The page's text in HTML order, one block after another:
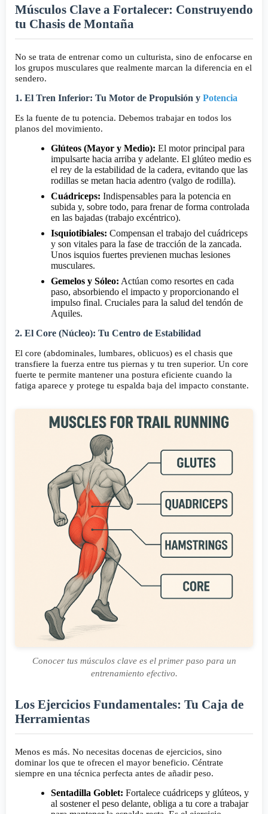
Músculos Clave a Fortalecer: Construyendo
tu Chasis de Montaña
No se trata de entrenar como un culturista, sino de enfocarse en
los grupos musculares que realmente marcan la diferencia en el
sendero.
1. El Tren Inferior: Tu Motor de Propulsión y Potencia
Es la fuente de tu potencia. Debemos trabajar en todos los
planos del movimiento.
Glúteos (Mayor y Medio): El motor principal para
impulsarte hacia arriba y adelante. El glúteo medio es
el rey de la estabilidad de la cadera, evitando que las
rodillas se metan hacia adentro (valgo de rodilla).
Cuádriceps: Indispensables para la potencia en
subida y, sobre todo, para frenar de forma controlada
en las bajadas (trabajo excéntrico).
Isquiotibiales: Compensan el trabajo del cuádriceps
y son vitales para la fase de tracción de la zancada.
Unos isquios fuertes previenen muchas lesiones
musculares.
Gemelos y Sóleo: Actúan como resortes en cada
paso, absorbiendo el impacto y proporcionando el
impulso final. Cruciales para la salud del tendón de
Aquiles.
2. El Core (Núcleo): Tu Centro de Estabilidad
El core (abdominales, lumbares, oblicuos) es el chasis que
transfiere la fuerza entre tus piernas y tu tren superior. Un core
fuerte te permite mantener una postura eficiente cuando la
fatiga aparece y protege tu espalda baja del impacto constante.
Conocer tus músculos clave es el primer paso para un
entrenamiento efectivo.
Los Ejercicios Fundamentales: Tu Caja de
Herramientas
Menos es más. No necesitas docenas de ejercicios, sino
dominar los que te ofrecen el mayor beneficio. Céntrate
siempre en una técnica perfecta antes de añadir peso.
Sentadilla Goblet: Fortalece cuádriceps y glúteos, y
al sostener el peso delante, obliga a tu core a trabajar